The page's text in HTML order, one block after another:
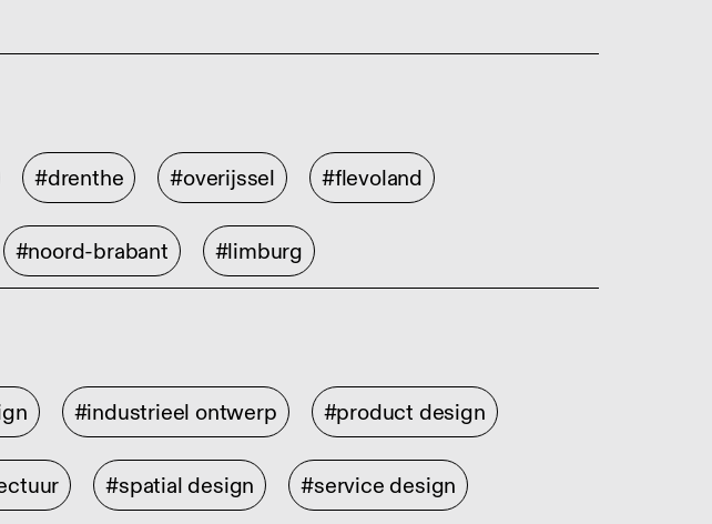
#drenthe #overijssel #flevoland
#noord-brabant #limburg
#industrieel ontwerp #product design
#spatial design #service design